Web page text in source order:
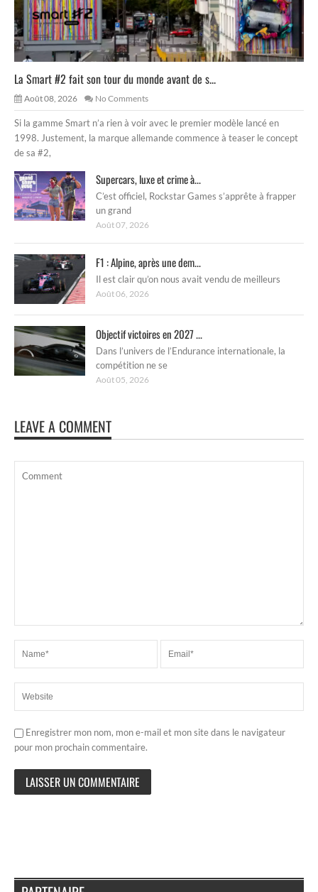
La Smart #2 fait son tour du monde avant de s...
Août 08, 2026 No Comments
Si la gamme Smart n’a rien à voir avec le premier modèle lancé en
1998. Justement, la marque allemande commence à teaser le concept
de sa #2,
Supercars, luxe et crime à...
C’est officiel, Rockstar Games s’apprête à frapper
un grand
Août 07, 2026
F1 : Alpine, après une dem...
Il est clair qu’on nous avait vendu de meilleurs
Août 06, 2026
Objectif victoires en 2027 ...
Dans l’univers de l’Endurance internationale, la
compétition ne se
Août 05, 2026
LEAVE A COMMENT
Enregistrer mon nom, mon e-mail et mon site dans le navigateur
pour mon prochain commentaire.